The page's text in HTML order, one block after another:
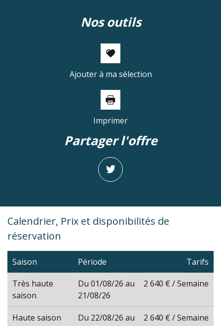
nos outils
Ajouter à ma sélection
Imprimer
partager l'offre
Calendrier, Prix et disponibilités de
réservation
Saison Période
Tarifs
Très haute
saison
Du 01/08/26 au
21/08/26
2 640 € / Semaine
Haute saison
Du 22/08/26 au
2 640 € / Semaine